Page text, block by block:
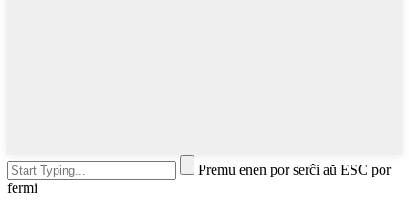
Premu enen por serĉi aŭ ESC por
fermi